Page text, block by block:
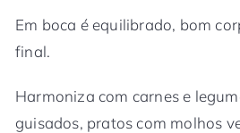
Em boca é equilibrado, bom
final.
Harmoniza com carnes e
guisados, pratos com molhos